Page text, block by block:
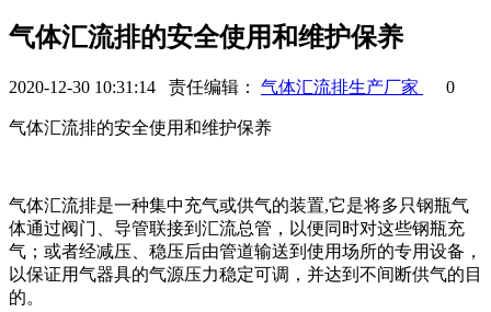
气体汇流排的安全使用和维护保养
2020-12-30 10:31:14 责任编辑： 气体汇流排生产厂家 0
气体汇流排的安全使用和维护保养
气体汇流排是一种集中充气或供气的装置,它是将多只钢瓶气
体通过阀门、导管联接到汇流总管，以便同时对这些钢瓶充
气；或者经减压、稳压后由管道输送到使用场所的专用设备，
以保证用气器具的气源压力稳定可调，并达到不间断供气的目
的。